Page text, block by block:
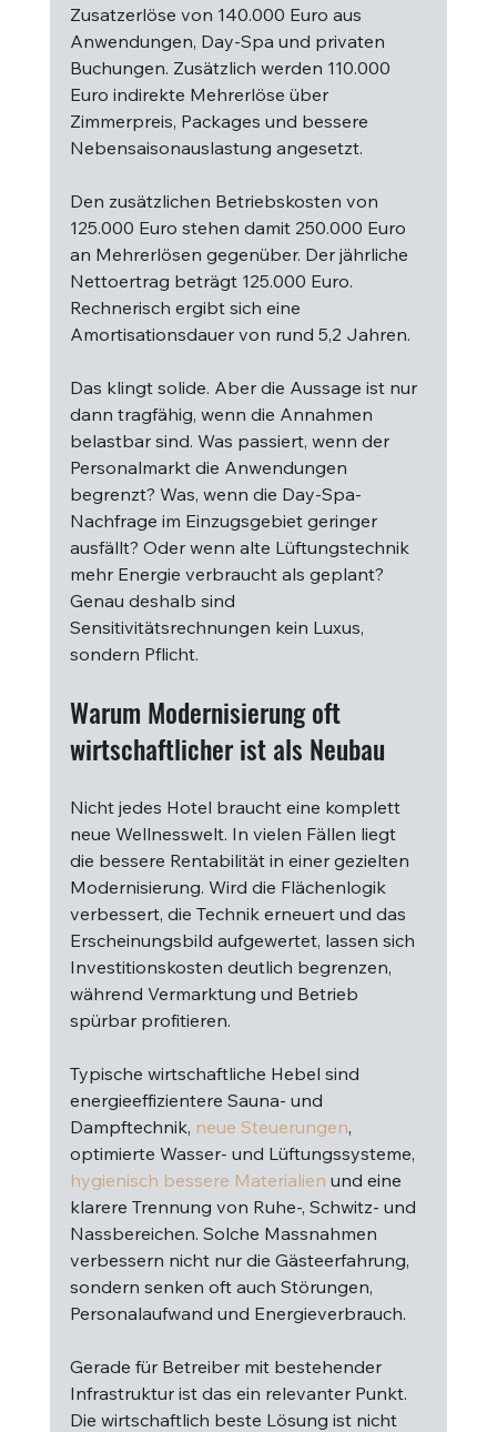
Zusatzerlöse von 140.000 Euro aus
Anwendungen, Day-Spa und privaten
Buchungen. Zusätzlich werden 110.000
Euro indirekte Mehrerlöse über
Zimmerpreis, Packages und bessere
Nebensaisonauslastung angesetzt.
Den zusätzlichen Betriebskosten von
125.000 Euro stehen damit 250.000 Euro
an Mehrerlösen gegenüber. Der jährliche
Nettoertrag beträgt 125.000 Euro.
Rechnerisch ergibt sich eine
Amortisationsdauer von rund 5,2 Jahren.
Das klingt solide. Aber die Aussage ist nur
dann tragfähig, wenn die Annahmen
belastbar sind. Was passiert, wenn der
Personalmarkt die Anwendungen
begrenzt? Was, wenn die Day-Spa-
Nachfrage im Einzugsgebiet geringer
ausfällt? Oder wenn alte Lüftungstechnik
mehr Energie verbraucht als geplant?
Genau deshalb sind
Sensitivitätsrechnungen kein Luxus,
sondern Pflicht.
Warum Modernisierung oft
wirtschaftlicher ist als Neubau
Nicht jedes Hotel braucht eine komplett
neue Wellnesswelt. In vielen Fällen liegt
die bessere Rentabilität in einer gezielten
Modernisierung. Wird die Flächenlogik
verbessert, die Technik erneuert und das
Erscheinungsbild aufgewertet, lassen sich
Investitionskosten deutlich begrenzen,
während Vermarktung und Betrieb
spürbar profitieren.
Typische wirtschaftliche Hebel sind
energieeffizientere Sauna- und
Dampftechnik, neue Steuerungen,
optimierte Wasser- und Lüftungssysteme,
hygienisch bessere Materialien und eine
klarere Trennung von Ruhe-, Schwitz- und
Nassbereichen. Solche Massnahmen
verbessern nicht nur die Gästeerfahrung,
sondern senken oft auch Störungen,
Personalaufwand und Energieverbrauch.
Gerade für Betreiber mit bestehender
Infrastruktur ist das ein relevanter Punkt.
Die wirtschaftlich beste Lösung ist nicht